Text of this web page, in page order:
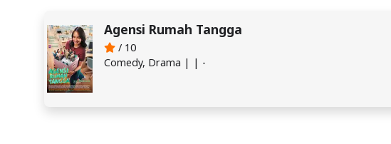
Agensi Rumah Tangga
/ 10
Comedy, Drama | | -